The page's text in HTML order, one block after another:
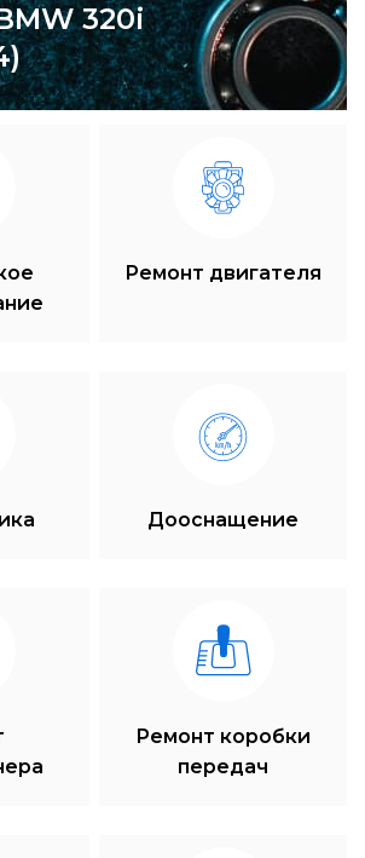
320i
Ремонт двигателя
Дооснащение
Ремонт коробки
передач